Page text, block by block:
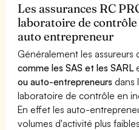
Les assurances RC
laboratoire de
auto entrepreneur
Généralement les
comme les SAS et les SARL
ou auto-entrepreneurs dans
laboratoire de contrôle en
En effet les auto-
volumes d'activité plus